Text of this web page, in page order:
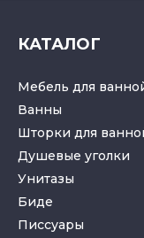
КАТАЛОГ
Мебель для
Ванны
Шторки для
Душевые уголки
Унитазы
Биде
Писсуары